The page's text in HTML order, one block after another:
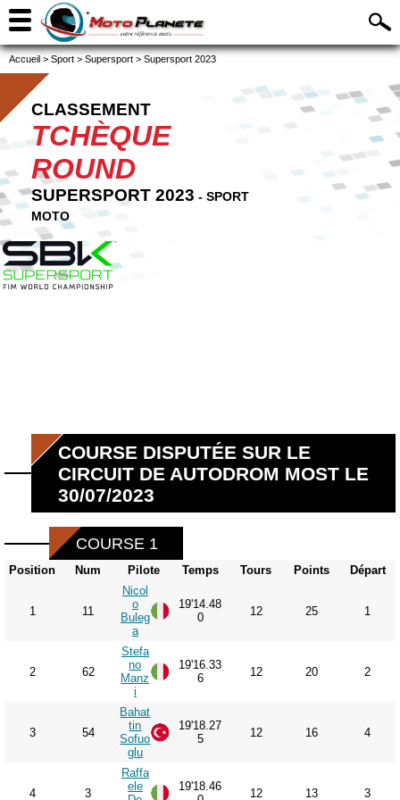
Accueil > Sport > Supersport > Supersport 2023
CLASSEMENT
TCHÈQUE
ROUND
SUPERSPORT 2023 - SPORT
MOTO
COURSE DISPUTÉE SUR LE
CIRCUIT DE AUTODROM MOST LE
30/07/2023
COURSE 1
Position Num Pilote Temps Tours Points Départ
1 11
Nicol
o
Buleg
a
19'14.48
0
12 25 1
2 62
Stefa
no
Manz
i
19'16.33
6
12 20 2
3 54
Bahat
tin
Sofuo
glu
19'18.27
5
12 16 4
4 3
Raffa
ele
19'18.46
12 13 3